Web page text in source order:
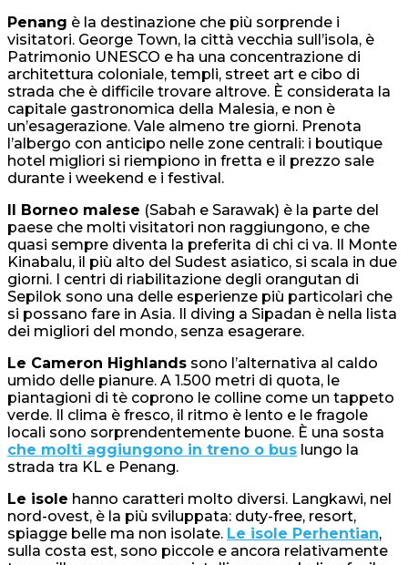
Penang è la destinazione che più sorprende i
visitatori. George Town, la città vecchia sull’isola, è
Patrimonio UNESCO e ha una concentrazione di
architettura coloniale, templi, street art e cibo di
strada che è difficile trovare altrove. È considerata la
capitale gastronomica della Malesia, e non è
un’esagerazione. Vale almeno tre giorni. Prenota
l’albergo con anticipo nelle zone centrali: i boutique
hotel migliori si riempiono in fretta e il prezzo sale
durante i weekend e i festival.
Il Borneo malese (Sabah e Sarawak) è la parte del
paese che molti visitatori non raggiungono, e che
quasi sempre diventa la preferita di chi ci va. Il Monte
Kinabalu, il più alto del Sudest asiatico, si scala in due
giorni. I centri di riabilitazione degli orangutan di
Sepilok sono una delle esperienze più particolari che
si possano fare in Asia. Il diving a Sipadan è nella lista
dei migliori del mondo, senza esagerare.
Le Cameron Highlands sono l’alternativa al caldo
umido delle pianure. A 1.500 metri di quota, le
piantagioni di tè coprono le colline come un tappeto
verde. Il clima è fresco, il ritmo è lento e le fragole
locali sono sorprendentemente buone. È una sosta
che molti aggiungono in treno o bus lungo la
strada tra KL e Penang.
Le isole hanno caratteri molto diversi. Langkawi, nel
nord-ovest, è la più sviluppata: duty-free, resort,
spiagge belle ma non isolate. Le isole Perhentian,
sulla costa est, sono piccole e ancora relativamente